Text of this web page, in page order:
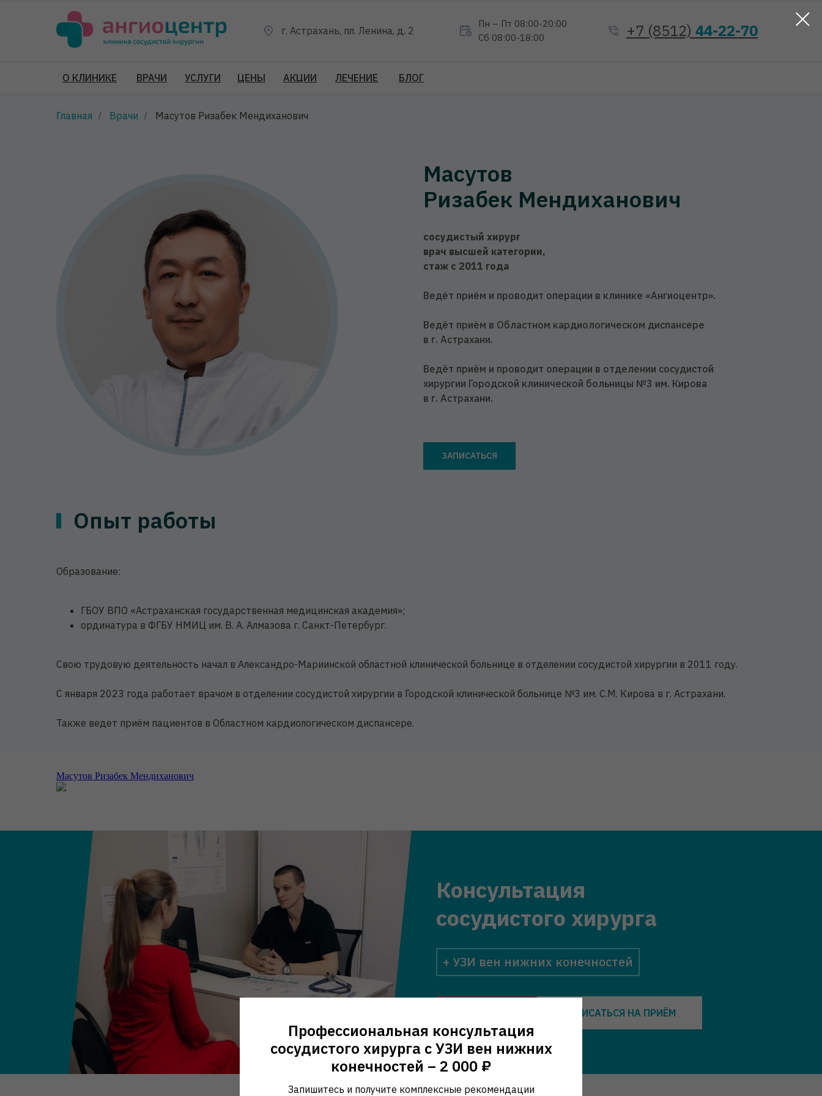
О КЛИНИКЕ ВРАЧИ УСЛУГИ ЦЕНЫ
г. Астрахань, пл. Ленина, д. 2
Пн – Пт 08:00-20:00
Сб 08:00-18:00
АКЦИИ ЛЕЧЕНИЕ БЛОГ
+7 (8512) 44-22-70
Главная / Врачи / Масутов Ризабек Мендиханович
Масутов
Ризабек Мендиханович
сосудистый хирург
врач высшей категории,
стаж с 2011 года
Ведёт приём и проводит операции в клинике «Ангиоцентр».
Ведёт приём в Областном кардиологическом диспансере
в г. Астрахани.
Ведёт приём и проводит операции в отделении сосудистой
хирургии Городской клинической больницы №3 им. Кирова
в г. Астрахани.
ЗАПИСАТЬСЯ
Опыт работы
Образование:
ГБОУ ВПО «Астраханская государственная медицинская академия»;
ординатура в ФГБУ НМИЦ им. В. А. Алмазова г. Санкт-Петербург.
Свою трудовую деятельность начал в Александро-Мариинской областной клинической больнице в отделении сосудистой хирургии в 2011 году.
С января 2023 года работает врачом в отделении сосудистой хирургии в Городской клинической больнице №3 им. С.М. Кирова в г. Астрахани.
Также ведет приём пациентов в Областном кардиологическом диспансере.
Масутов Ризабек Мендиханович
Консультация
сосудистого хирурга
+ УЗИ вен нижних конечностей
ЗАПИСАТЬСЯ НА ПРИЁМ
Профессиональная консультация
сосудистого хирурга с УЗИ вен нижних
конечностей – 2 000 ₽
Запишитесь и получите комплексные рекомендации